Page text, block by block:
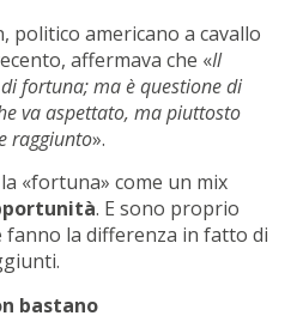
politico americano a cavallo
affermava che «Il
fortuna; ma è questione di
va aspettato, ma piuttosto
raggiunto».
«fortuna» come un mix
. E sono proprio
fanno la differenza in fatto di
bastano